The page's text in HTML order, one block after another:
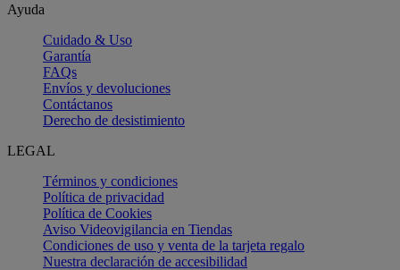
Ayuda
Cuidado & Uso
Garantía
FAQs
Envíos y devoluciones
Contáctanos
Derecho de desistimiento
LEGAL
Términos y condiciones
Política de privacidad
Política de Cookies
Aviso Videovigilancia en Tiendas
Condiciones de uso y venta de la tarjeta regalo
Nuestra declaración de accesibilidad